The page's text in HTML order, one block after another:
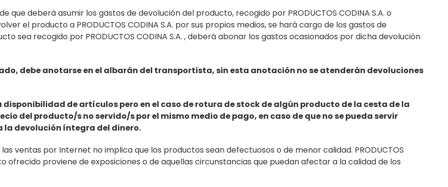
que deberá asumir los gastos de devolución del producto, recogido por PRODUCTOS CODINA S.A. o
el producto a PRODUCTOS CODINA S.A. por sus propios medios, se hará cargo de los gastos de
sea recogido por PRODUCTOS CODINA S.A. , deberá abonar los gastos ocasionados por dicha devolución
debe anotarse en el albarán del transportista, sin esta anotación no se atenderán devoluciones
la disponibilidad de artículos pero en el caso de rotura de stock de algún producto de la cesta de la
del producto/s no servido/s por el mismo medio de pago, en caso de que no se pueda servir
la devolución íntegra del dinero.
las ventas por Internet no implica que los productos sean defectuosos o de menor calidad. PRODUCTOS
ofrecido proviene de exposiciones o de aquellas circunstancias que puedan afectar a la calidad de los